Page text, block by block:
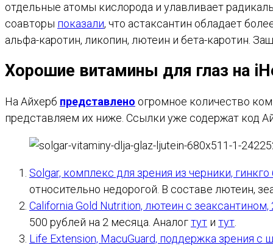
отдельные атомы кислорода и улавливает
соавторы показали, что астаксантин обладает
альфа-каротин, ликопин, лютеин и бета-каротин.
Хорошие витамины для глаз на
На Айхерб представлено огромное количество
представляем их ниже. Ссылки уже содержат код
Solgar, комплекс для зрения из черники,
относительно недорогой. В составе лютеин,
California Gold Nutrition, лютеин с
500 рублей на 2 месяца. Аналогтут и тут
Life Extension, MacuGuard, поддержка зрения с